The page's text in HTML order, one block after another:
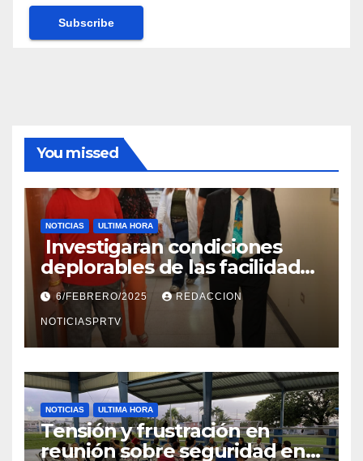
You missed
NOTICIAS ULTIMA HORA
Investigaran condiciones
deplorables de las facilidades
el Departamento de la Salud
en Mayagüez
6/FEBRERO/2025 REDACCION
NOTICIASPRTV
NOTICIAS ULTIMA HORA
Tensión y frustración en
reunión sobre seguridad en